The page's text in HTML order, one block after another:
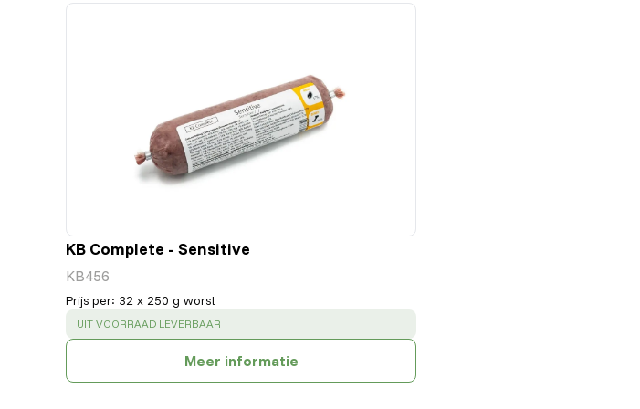
KB Complete - Sensitive
KB456
Prijs per: 32 x 250 g worst
SUCCESS:
UIT VOORRAAD LEVERBAAR
Meer informatie